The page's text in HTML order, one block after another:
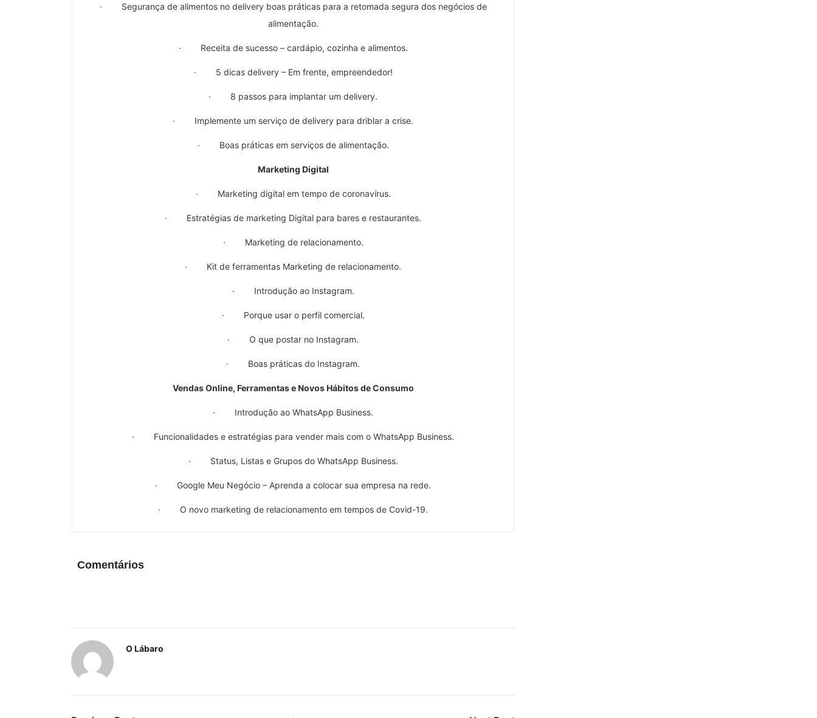
· Segurança de alimentos no delivery boas práticas para a retomada segura dos negócios de
alimentação.
· Receita de sucesso – cardápio, cozinha e alimentos.
· 5 dicas delivery – Em frente, empreendedor!
· 8 passos para implantar um delivery.
· Implemente um serviço de delivery para driblar a crise.
· Boas práticas em serviços de alimentação.
Marketing Digital
· Marketing digital em tempo de coronavírus.
· Estratégias de marketing Digital para bares e restaurantes.
· Marketing de relacionamento.
· Kit de ferramentas Marketing de relacionamento.
· Introdução ao Instagram.
· Porque usar o perfil comercial.
· O que postar no Instagram.
· Boas práticas do Instagram.
Vendas Online, Ferramentas e Novos Hábitos de Consumo
· Introdução ao WhatsApp Business.
· Funcionalidades e estratégias para vender mais com o WhatsApp Business.
· Status, Listas e Grupos do WhatsApp Business.
· Google Meu Negócio – Aprenda a colocar sua empresa na rede.
· O novo marketing de relacionamento em tempos de Covid-19.
Comentários
O Lábaro